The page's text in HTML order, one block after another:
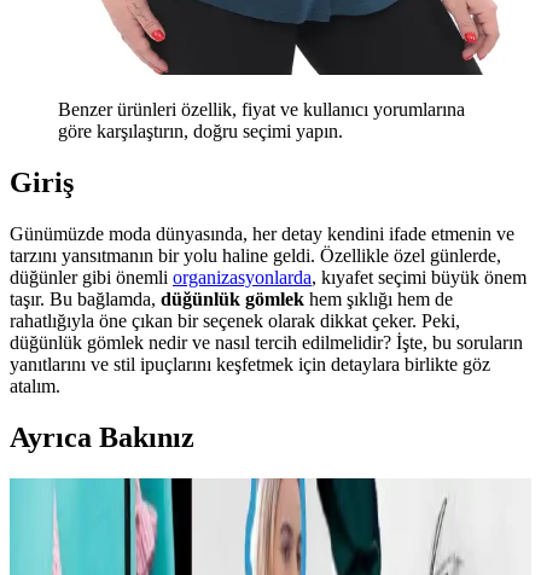
Benzer ürünleri özellik, fiyat ve kullanıcı yorumlarına
göre karşılaştırın, doğru seçimi yapın.
Giriş
Günümüzde moda dünyasında, her detay kendini ifade etmenin ve
tarzını yansıtmanın bir yolu haline geldi. Özellikle özel günlerde,
düğünler gibi önemli organizasyonlarda, kıyafet seçimi büyük önem
taşır. Bu bağlamda, düğünlük gömlek hem şıklığı hem de
rahatlığıyla öne çıkan bir seçenek olarak dikkat çeker. Peki,
düğünlük gömlek nedir ve nasıl tercih edilmelidir? İşte, bu soruların
yanıtlarını ve stil ipuçlarını keşfetmek için detaylara birlikte göz
atalım.
Ayrıca Bakınız
Carolyn Bessette Kennedy Stili ve 90'lar
Minimalizminin Günümüzdeki Yansımaları